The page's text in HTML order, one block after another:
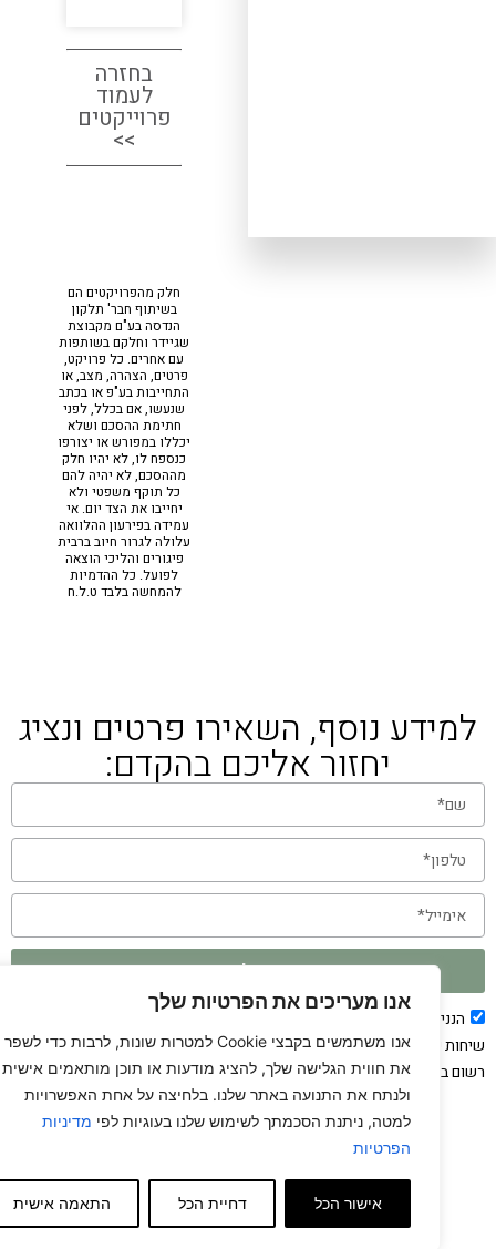
אנו מעריכים את הפרטיות שלך
אנו משתמשים בקבצי Cookie למטרות שונות, לרבות כדי לשפר
את חווית הגלישה שלך, להציג מודעות או תוכן מותאמים אישית
ולנתח את התנועה באתר שלנו. בלחיצה על אחת האפשרויות
למטה, ניתנת הסכמתך לשימוש שלנו בעוגיות לפימדיניות
הפרטיות
התאמה אישית דחיית הכל אישור הכל
בחזרה
לעמוד
פרוייקטים
חלק מהפרויקטים הם
בשיתוף חבר' תלקון
הנדסה בע"ם מקבוצת
שגיידר וחלקם בשותפות
עם אחרים. כל פרויקט,
פרטים, הצהרה, מצב, או
התחייבות בע"פ או בכתב
שנעשו, אם בכלל, לפני
חתימת ההסכם ושלא
יכללו במפורש או יצורפו
כנספח לו, לא יהיו חלק
מההסכם, לא יהיה להם
כל תוקף משפטי ולא
יחייבו את הצד יום. אי
עמידה בפירעון ההלוואה
עלולה לגרור חיוב ברבית
פיגורים והליכי הוצאה
לפועל. כל ההדמיות
להמחשה בלבד ט.ל.ח
נוסף, השאירו פרטים ונציג
יחזור אליכם בהקדם:
הנני מאשר/ת בזאת כי עם מילוי הפרטים ושליחתם אני מסכים/ה לקבל
שיווקיות, הודעות בסמס ו/או במייל גם אם אחד ממספרי הטלפון שלי
במאגר “אל תתקשרו אלי” של הרשות להגנת הצרכן.
שלח